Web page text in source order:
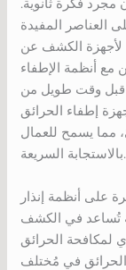
العناصر المفيدة
لأجهزة الكشف عن
مع أنظمة الإطفاء
قبل وقت طويل من
إطفاء الحرائق
مما يسمح للعمال
بالاستجابة السريعة.
على أنظمة إنذار
تُساعد في الكشف
لمكافحة الحرائق
الحرائق في مُختلف